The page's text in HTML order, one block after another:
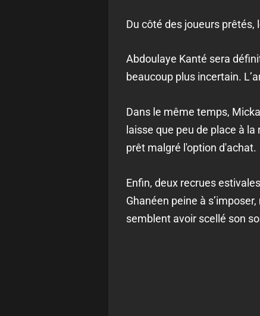
Du côté des joueurs
Abdoulaye Kanté sera
beaucoup plus incertain.
Dans le même temps,
laisse que peu de place à
prêt malgré l'option d'achat.
Enfin, deux recrues
Ghanéen peine à
semblent avoir scellé son